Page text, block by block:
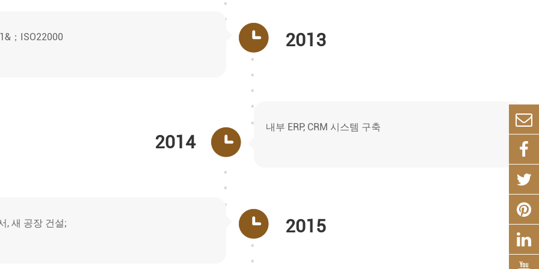
2013
；ISO22000
2014
내부 ERP, CRM 시스템 구축
2015
, 새 공장 건설;